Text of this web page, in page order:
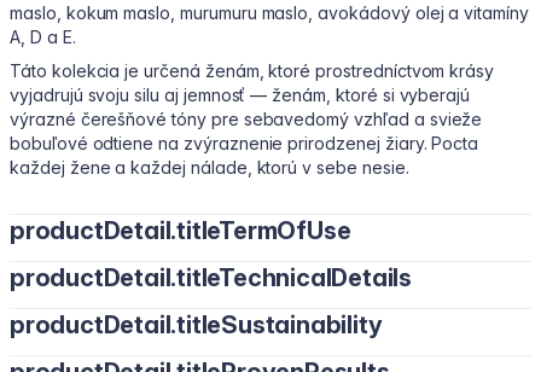
maslo, kokum maslo, murumuru maslo, avokádový olej a vitamíny
A, D a E.
Táto kolekcia je určená ženám, ktoré prostredníctvom krásy
vyjadrujú svoju silu aj jemnosť — ženám, ktoré si vyberajú
výrazné čerešňové tóny pre sebavedomý vzhľad a svieže
bobuľové odtiene na zvýraznenie prirodzenej žiary. Pocta
každej žene a každej nálade, ktorú v sebe nesie.
productDetail.titleTermOfUse
Naneste priamo na pery pomocou aplikátora. Opakujte podľa
celého dňa.
productDetail.titleTechnicalDetails
Kľúčové zložky
Avokádový olej: Bohatý na vitamíny A, D a E, intenzívne vyživuje
productDetail.titleSustainability